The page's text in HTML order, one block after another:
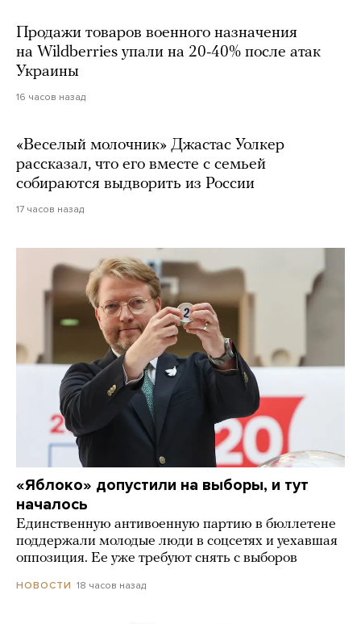
Продажи товаров военного назначения
на Wildberries упали на 20-40% после атак
Украины
16 часов назад
«Веселый молочник» Джастас Уолкер
рассказал, что его вместе с семьей
собираются выдворить из России
17 часов назад
«Яблоко» допустили на выборы, и тут
началось
Единственную антивоенную партию в бюллетене
поддержали молодые люди в соцсетях и уехавшая
оппозиция. Ее уже требуют снять с выборов
НОВОСТИ 18 часов назад